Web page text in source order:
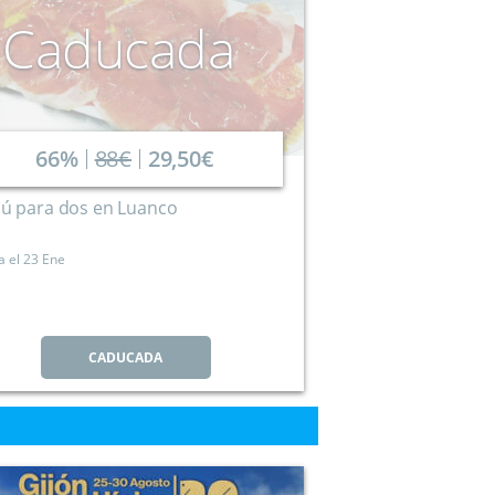
Caducada
66% 88€ 29,50€
para dos en Luanco
el 23 Ene
CADUCADA